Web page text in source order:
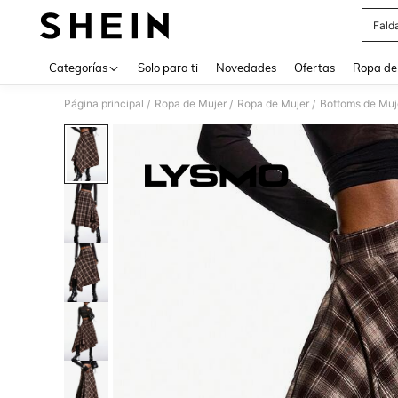
Categorías Solo para ti Novedades Ofertas Ropa
Página principal / Ropa de Mujer / Ropa de Mujer / Bottoms de